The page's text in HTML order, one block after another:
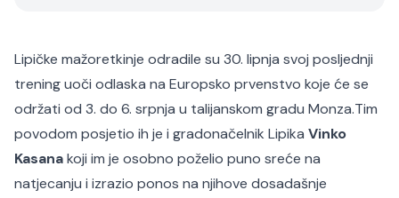
Lipičke mažoretkinje odradile su 30. lipnja svoj posljednji
trening uoči odlaska na Europsko prvenstvo koje će se
održati od 3. do 6. srpnja u talijanskom gradu Monza.Tim
povodom posjetio ih je i gradonačelnik Lipika Vinko
Kasanakoji im je osobno poželio puno sreće na
natjecanju i izrazio ponos na njihove dosadašnje